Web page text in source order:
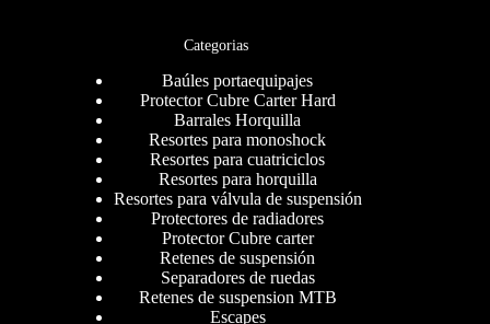
Categorias
Baúles portaequipajes
Protector Cubre Carter Hard
Barrales Horquilla
Resortes para monoshock
Resortes para cuatriciclos
Resortes para horquilla
Resortes para válvula de suspensión
Protectores de radiadores
Protector Cubre carter
Retenes de suspensión
Separadores de ruedas
Retenes de suspension MTB
Escapes